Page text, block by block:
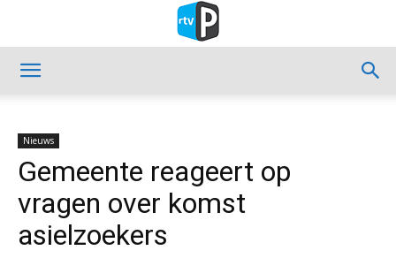
Nieuws
Gemeente reageert op
vragen over komst
asielzoekers